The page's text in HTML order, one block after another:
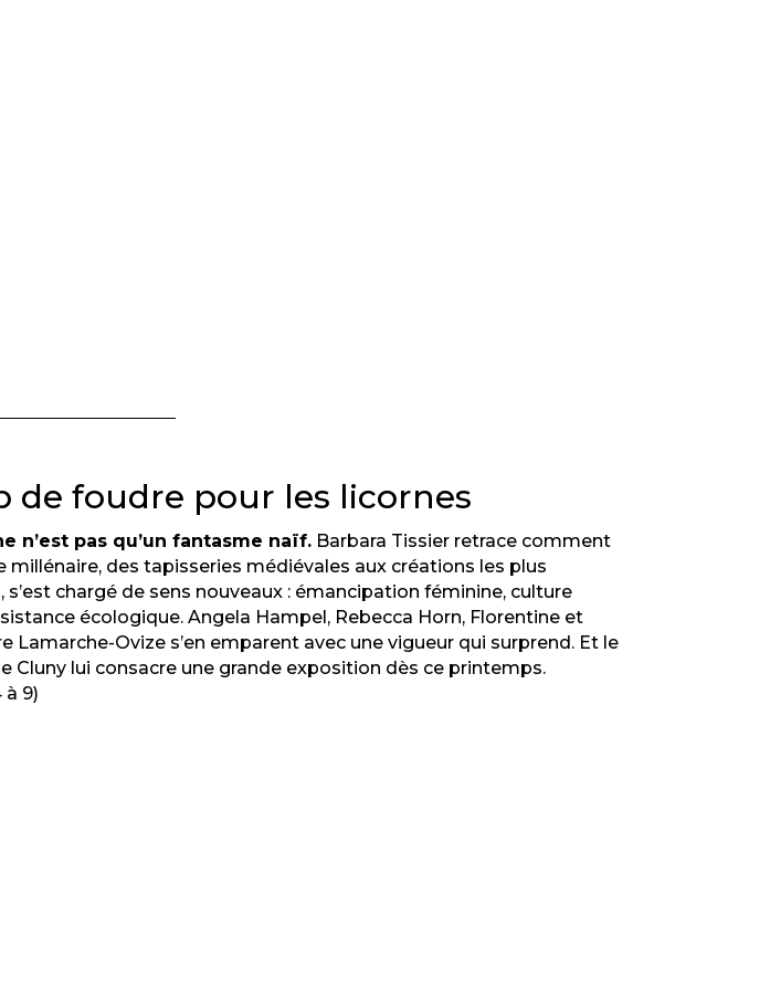
de foudre pour les licornes
n’est pas qu’un fantasme naïf. Barbara Tissier retrace comment
millénaire, des tapisseries médiévales aux créations les plus
s’est chargé de sens nouveaux : émancipation féminine, culture
écologique. Angela Hampel, Rebecca Horn, Florentine et
Lamarche-Ovize s’en emparent avec une vigueur qui surprend. Et le
Cluny lui consacre une grande exposition dès ce printemps.
à 9)